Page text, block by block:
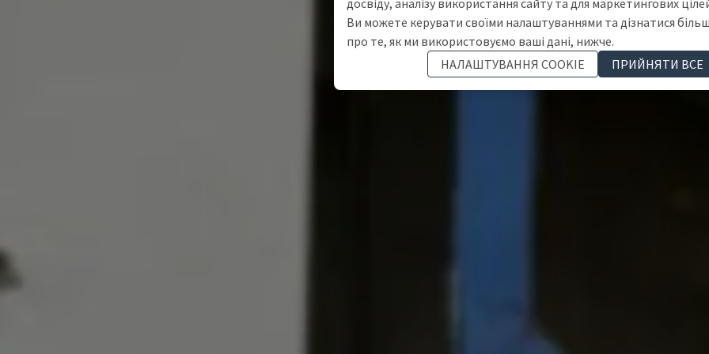
досвіду, аналізу використання сайту та для маркетингових
Ви можете керувати своїми налаштуваннями та дізнатися
про те, як ми використовуємо ваші дані, нижче.
НАЛАШТУВАННЯ COOKIE
ПРИЙНЯТИ ВСЕ